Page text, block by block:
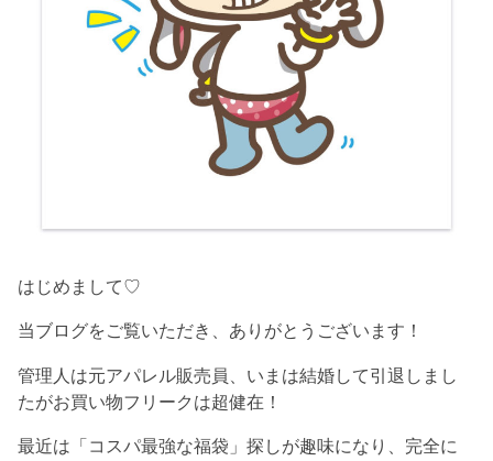
はじめまして♡
当ブログをご覧いただき、ありがとうございます！
管理人は元アパレル販売員、いまは結婚して引退しまし
たがお買い物フリークは超健在！
最近は「コスパ最強な福袋」探しが趣味になり、完全に